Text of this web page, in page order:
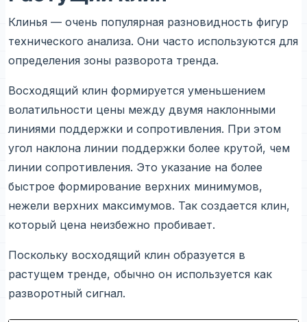
Клинья — очень популярная разновидность фигур
технического анализа. Они часто используются для
определения зоны разворота тренда.
Восходящий клин формируется уменьшением
волатильности цены между двумя наклонными
линиями поддержки и сопротивления. При этом
угол наклона линии поддержки более крутой, чем
линии сопротивления. Это указание на более
быстрое формирование верхних минимумов,
нежели верхних максимумов. Так создается клин,
который цена неизбежно пробивает.
Поскольку восходящий клин образуется в
растущем тренде, обычно он используется как
разворотный сигнал.